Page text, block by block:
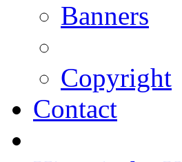
Banners
Copyright
Contact